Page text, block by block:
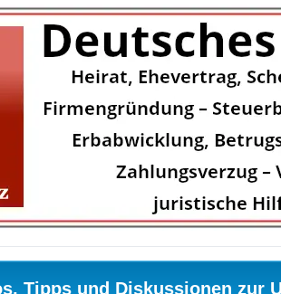
Tipps und Diskussionen zur